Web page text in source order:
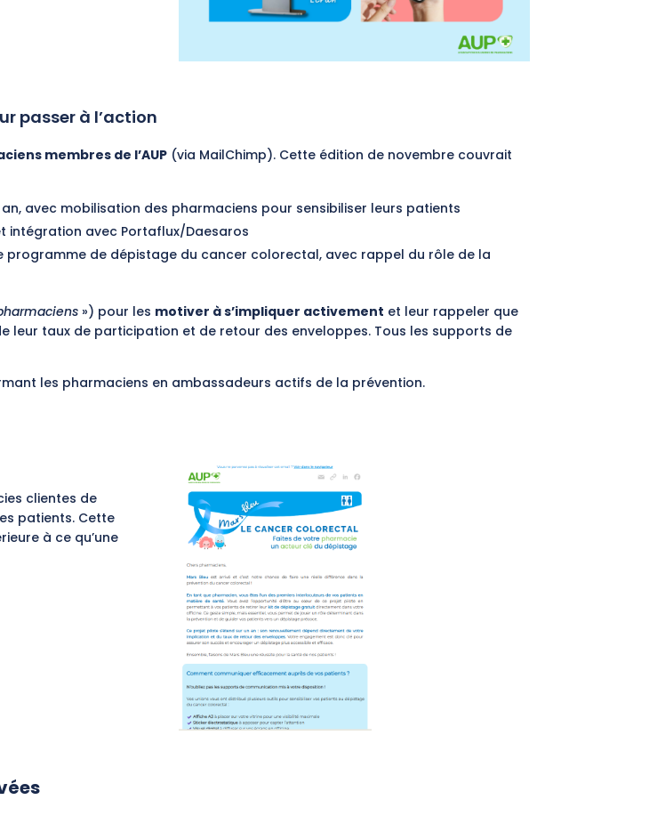
passer à l’action
membres de l’AUP (via MailChimp). Cette édition de novembre couvrait
avec mobilisation des pharmaciens pour sensibiliser leurs patients
intégration avec Portaflux/Daesaros
programme de dépistage du cancer colorectal, avec rappel du rôle de la
») pour les motiver à s’impliquer activement et leur rappeler que
taux de participation et de retour des enveloppes. Tous les supports de
les pharmaciens en ambassadeurs actifs de la prévention.
clientes de
patients. Cette
à ce qu’une